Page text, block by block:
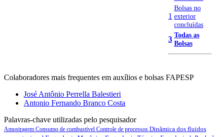
1
Bolsas no
exterior
concluídas
3 Todas as
Bolsas
Colaboradores mais frequentes em auxílios e bolsas FAPESP
José Antônio Perrella Balestieri
Antonio Fernando Branco Costa
Palavras-chave utilizadas pelo pesquisador
Amostragem Consumo de combustível Controle de processos Dinâmica dos fluidos